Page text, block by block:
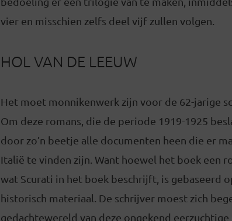
vier en misschien zelfs deel vijf zullen volgen.
HOL VAN DE LEEUW
Het moet monnikenwerk zijn voor de 62-jarige
Om deze romans, die de periode 1919-1925
door zo’n beetje alle documenten heen die er
Italië te vinden zijn. Want hoewel het boek een
wat Scurati in het boek beschrijft, is gebaseerd
historisch materiaal. De schrijver moest zich
gedachtewereld van deze ongekend